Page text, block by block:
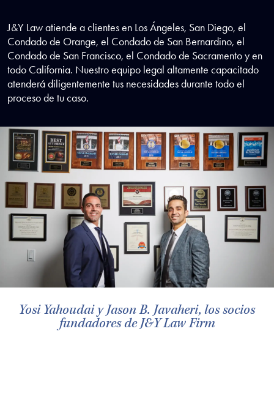
J&Y Law atiende a clientes en Los Ángeles, San Diego, el
Condado de Orange, el Condado de San Bernardino, el
Condado de San Francisco, el Condado de Sacramento y en
todo California. Nuestro equipo legal altamente capacitado
atenderá diligentemente tus necesidades durante todo el
proceso de tu caso.
Yosi Yahoudai y Jason B. Javaheri, los socios
fundadores de J&Y Law Firm